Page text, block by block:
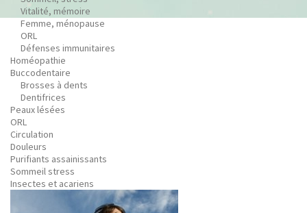
Vitalité, mémoire
Femme, ménopause
ORL
Défenses immunitaires
Homéopathie
Buccodentaire
Brosses à dents
Dentifrices
Peaux lésées
ORL
Circulation
Douleurs
Purifiants assainissants
Sommeil stress
Insectes et acariens